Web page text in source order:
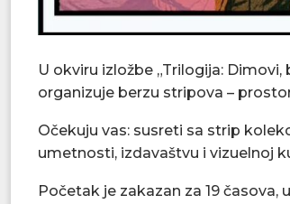
U okviru izložbe „Trilogija:
organizuje berzu stripova –
Očekuju vas: susreti sa strip
umetnosti, izdavaštvu i vizuelnoj
Početak je zakazan za 19 časova,